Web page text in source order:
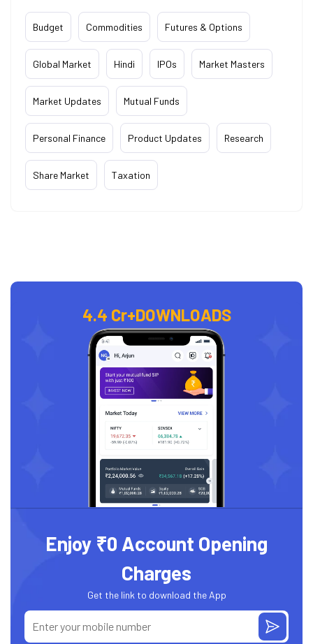
Budget Commodities Futures & Options
Global Market Hindi IPOs Market Masters
Market Updates Mutual Funds
Personal Finance Product Updates Research
Share Market Taxation
4.4 Cr+DOWNLOADS
Enjoy ₹0 Account Opening
Charges
Get the link to download the App